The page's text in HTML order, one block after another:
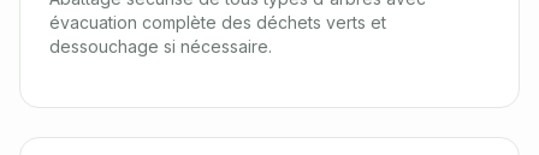
évacuation complète des déchets verts et
dessouchage si nécessaire.